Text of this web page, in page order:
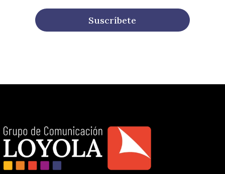
Suscríbete